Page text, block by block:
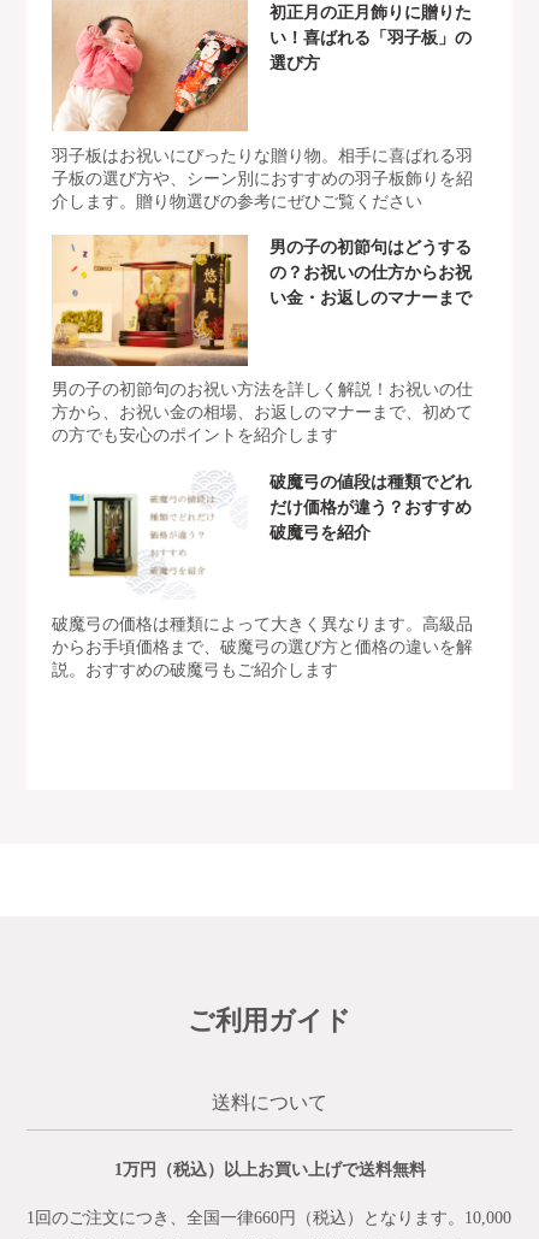
初正月の正月飾りに贈りた
い！喜ばれる「羽子板」の
選び方
羽子板はお祝いにぴったりな贈り物。相手に喜ばれる羽
子板の選び方や、シーン別におすすめの羽子板飾りを紹
介します。贈り物選びの参考にぜひご覧ください
男の子の初節句はどうする
の？お祝いの仕方からお祝
い金・お返しのマナーまで
男の子の初節句のお祝い方法を詳しく解説！お祝いの仕
方から、お祝い金の相場、お返しのマナーまで、初めて
の方でも安心のポイントを紹介します
破魔弓の値段は種類でどれ
だけ価格が違う？おすすめ
破魔弓を紹介
破魔弓の価格は種類によって大きく異なります。高級品
からお手頃価格まで、破魔弓の選び方と価格の違いを解
説。おすすめの破魔弓もご紹介します
ご利用ガイド
送料について
1万円（税込）以上お買い上げで送料無料
1回のご注文につき、全国一律660円（税込）となります。10,000